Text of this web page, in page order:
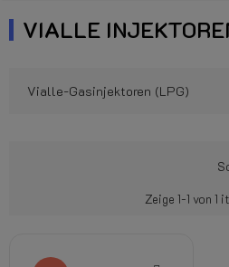
VIALLE
Vialle-Gasinjektoren (LPG)
Zeige 1-1 von 1